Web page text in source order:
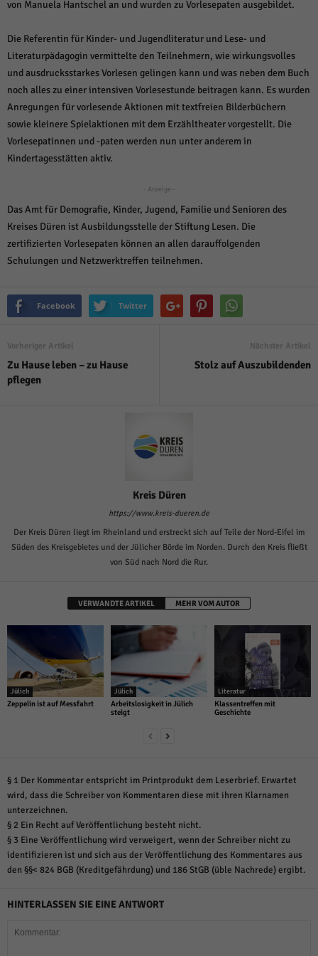
von Manuela Hantschel an und wurden zu Vorlesepaten ausgebildet.
Die Referentin für Kinder- und Jugendliteratur und Lese- und
Literaturpädagogin vermittelte den Teilnehmern, wie wirkungsvolles
und ausdrucksstarkes Vorlesen gelingen kann und was neben dem Buch
noch alles zu einer intensiven Vorlesestunde beitragen kann. Es wurden
Anregungen für vorlesende Aktionen mit textfreien Bilderbüchern
sowie kleinere Spielaktionen mit dem Erzähltheater vorgestellt. Die
Vorlesepatinnen und -paten werden nun unter anderem in
Kindertagesstätten aktiv.
- Anzeige -
Das Amt für Demografie, Kinder, Jugend, Familie und Senioren des
Kreises Düren ist Ausbildungsstelle der Stiftung Lesen. Die
zertifizierten Vorlesepaten können an allen darauffolgenden
Schulungen und Netzwerktreffen teilnehmen.
Facebook Twitter
Vorheriger Artikel
Zu Hause leben – zu Hause
pflegen
Nächster Artikel
Stolz auf Auszubildenden
Kreis Düren
https://www.kreis-dueren.de
Der Kreis Düren liegt im Rheinland und erstreckt sich auf Teile der Nord-Eifel im
Süden des Kreisgebietes und der Jülicher Börde im Norden. Durch den Kreis fließt
von Süd nach Nord die Rur.
VERWANDTE ARTIKEL MEHR VOM AUTOR
Jülich
Zeppelin ist auf Messfahrt
Jülich
Arbeitslosigkeit in Jülich
steigt
Literatur
Klassentreffen mit
Geschichte
§ 1 Der Kommentar entspricht im Printprodukt dem Leserbrief. Erwartet
wird, dass die Schreiber von Kommentaren diese mit ihren Klarnamen
unterzeichnen.
§ 2 Ein Recht auf Veröffentlichung besteht nicht.
§ 3 Eine Veröffentlichung wird verweigert, wenn der Schreiber nicht zu
identifizieren ist und sich aus der Veröffentlichung des Kommentares aus
den §§< 824 BGB (Kreditgefährdung) und 186 StGB (üble Nachrede) ergibt.
HINTERLASSEN SIE EINE ANTWORT
Alle akzeptieren Speichern und weiter
Zurück
Datenschutzeinstellungen
Essenziell (1)
Essenzielle Cookies ermöglichen grundlegende Funktionen und sind für die
einwandfreie Funktion der Website erforderlich.
Cookie-Informationen anzeigen
Statistik Cookies erfassen Informationen anonym. Diese Informationen helfen
uns zu verstehen, wie unsere Besucher unsere Website nutzen.
Cookie-Informationen anzeigen
Marketing (1)
Marketing-Cookies werden von Drittanbietern oder Publishern verwendet,
um personalisierte Werbung anzuzeigen. Sie tun dies, indem sie Besucher
über Websites hinweg verfolgen.
Externe Medien (6)
Cookie-Informationen anzeigen